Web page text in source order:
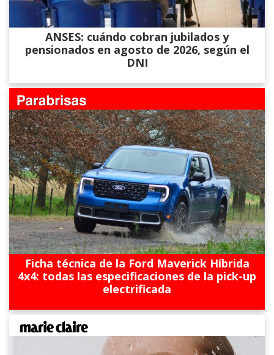
ANSES: cuándo cobran jubilados y
pensionados en agosto de 2026, según el
DNI
Ficha técnica de la Ford Maverick Híbrida
4x4: todas las especificaciones de la pick-up
electrificada